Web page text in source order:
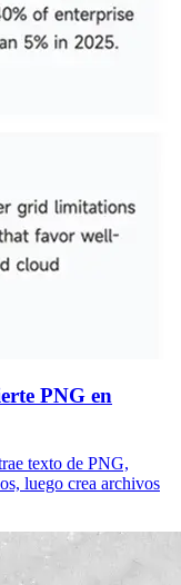
PNG en
texto de PNG,
luego crea archivos